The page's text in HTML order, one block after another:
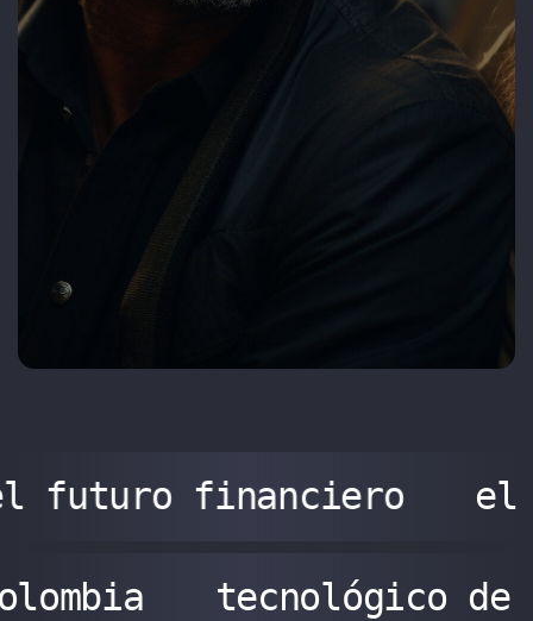
futuro financiero el
tecnológico de